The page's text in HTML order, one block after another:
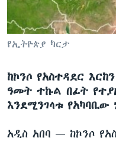
ቋንቋዎች
የኢትዮጵያ ካርታ
ከኮንሶ የአስተዳደር
ዓመት ተኩል በፊት
እንደሚንገላቱ የአካባቢው
አዲስ አበባ — ከኮንሶ